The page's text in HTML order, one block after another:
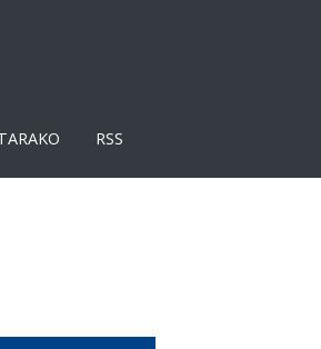
RSS